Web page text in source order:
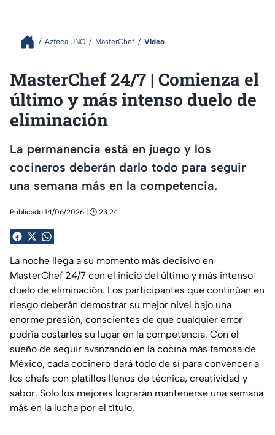
Azteca UNO MasterChef Video
MasterChef 24/7 | Comienza el
último y más intenso duelo de
eliminación
La permanencia está en juego y los
cocineros deberán darlo todo para seguir
una semana más en la competencia.
Publicado 14/06/2026 | 🕑 23:24
La noche llega a su momento más decisivo en
MasterChef 24/7 con el inicio del último y más intenso
duelo de eliminación. Los participantes que continúan en
riesgo deberán demostrar su mejor nivel bajo una
enorme presión, conscientes de que cualquier error
podría costarles su lugar en la competencia. Con el
sueño de seguir avanzando en la cocina más famosa de
México, cada cocinero dará todo de sí para convencer a
los chefs con platillos llenos de técnica, creatividad y
sabor. Solo los mejores lograrán mantenerse una semana
más en la lucha por el título.